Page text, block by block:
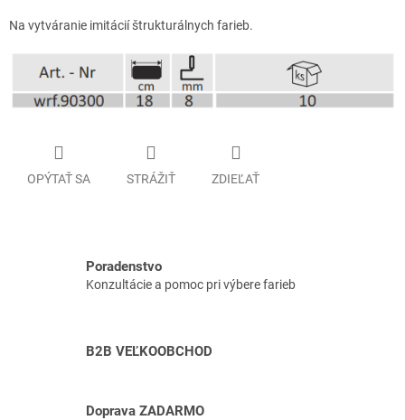
Na vytváranie imitácií štrukturálnych farieb.
OPÝTAŤ SA STRÁŽIŤ ZDIEĽAŤ
Poradenstvo
Konzultácie a pomoc pri výbere farieb
B2B VEĽKOOBCHOD
Doprava ZADARMO